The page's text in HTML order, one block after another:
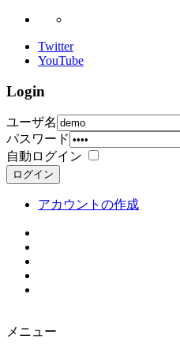
Twitter
YouTube
Login
ユーザ名
パスワード
自動ログイン
ログイン
アカウントの作成
メニュー